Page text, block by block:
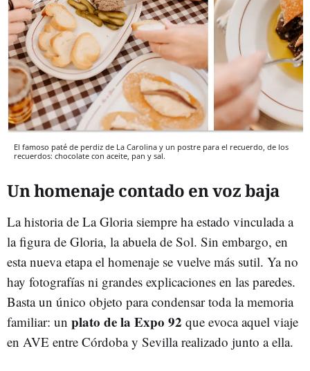
El famoso paté de perdiz de La Carolina y un postre para el recuerdo, de los
recuerdos: chocolate con aceite, pan y sal.
Un homenaje contado en voz baja
La historia de La Gloria siempre ha estado vinculada a
la figura de Gloria, la abuela de Sol. Sin embargo, en
esta nueva etapa el homenaje se vuelve más sutil. Ya no
hay fotografías ni grandes explicaciones en las paredes.
Basta un único objeto para condensar toda la memoria
familiar: un plato de la Expo 92 que evoca aquel viaje
en AVE entre Córdoba y Sevilla realizado junto a ella.